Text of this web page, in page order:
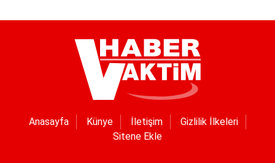
Anasayfa Künye İletişim
Gizlilik İlkeleri
Sitene Ekle